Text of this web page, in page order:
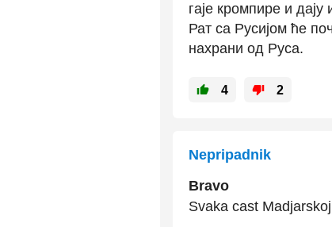
гаје кромпире и
Рат са Русијом ће
нахрани од Руса.
4 2
Nepripadnik
Bravo
Svaka cast